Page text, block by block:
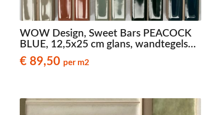
WOW Design, Sweet Bars PEACOCK
BLUE, 12,5x25 cm glans, wandtegels
met reliëf
€ 89,50 per m2